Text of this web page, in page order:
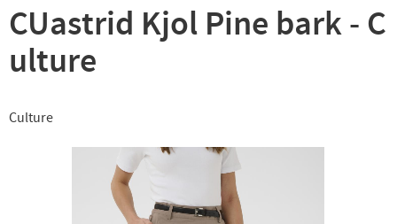
CUastrid Kjol Pine bark - C
ulture
Culture